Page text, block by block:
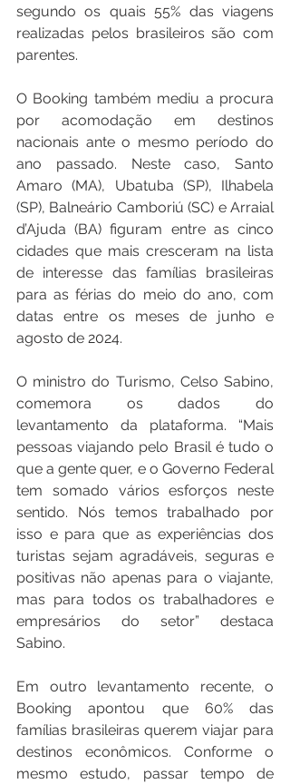
segundo os quais 55% das viagens
realizadas pelos brasileiros são com
parentes.
O Booking também mediu a procura
por acomodação em destinos
nacionais ante o mesmo período do
ano passado. Neste caso, Santo
Amaro (MA), Ubatuba (SP), Ilhabela
(SP), Balneário Camboriú (SC) e Arraial
d’Ajuda (BA) figuram entre as cinco
cidades que mais cresceram na lista
de interesse das famílias brasileiras
para as férias do meio do ano, com
datas entre os meses de junho e
agosto de 2024.
O ministro do Turismo, Celso Sabino,
comemora os dados do
levantamento da plataforma. “Mais
pessoas viajando pelo Brasil é tudo o
que a gente quer, e o Governo Federal
tem somado vários esforços neste
sentido. Nós temos trabalhado por
isso e para que as experiências dos
turistas sejam agradáveis, seguras e
positivas não apenas para o viajante,
mas para todos os trabalhadores e
empresários do setor” destaca
Sabino.
Em outro levantamento recente, o
Booking apontou que 60% das
famílias brasileiras querem viajar para
destinos econômicos. Conforme o
mesmo estudo, passar tempo de